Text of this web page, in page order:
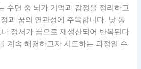
수면 중 뇌가 기억과 감정을 정리하고
과 꿈의 연관성에 주목합니다. 낮 동
정서가 꿈으로 재생산되어 반복된다
계속 해결하고자 시도하는 과정일 수